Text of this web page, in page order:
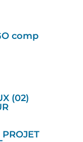
comp
(02)